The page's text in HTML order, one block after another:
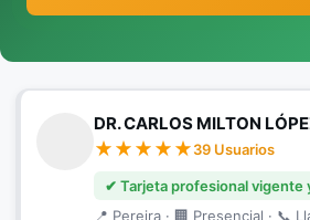
DR. CARLOS MILTON
39 Usuarios
✔ Tarjeta profesional vigente
📍 Pereira · 🏢 Presencial · 📞